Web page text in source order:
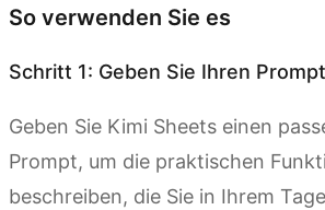
So verwenden Sie es
Schritt 1: Geben Sie Ihren
Geben Sie Kimi Sheets einen
Prompt, um die praktischen
beschreiben, die Sie in Ihrem